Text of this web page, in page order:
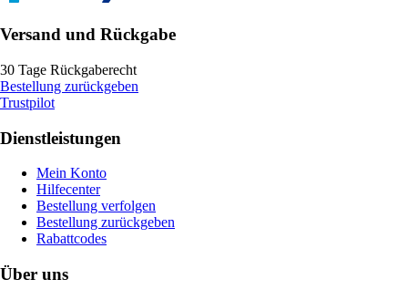
Versand und Rückgabe
30 Tage Rückgaberecht
Bestellung zurückgeben
Trustpilot
Dienstleistungen
Mein Konto
Hilfecenter
Bestellung verfolgen
Bestellung zurückgeben
Rabattcodes
Über uns